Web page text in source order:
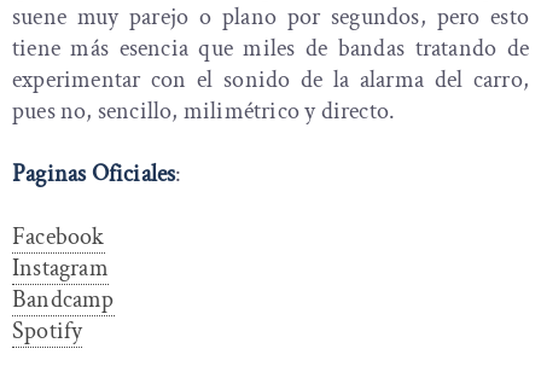
suene muy parejo o plano por segundos, pero esto
tiene más esencia que miles de bandas tratando de
experimentar con el sonido de la alarma del carro,
pues no, sencillo, milimétrico y directo.
Paginas Oficiales:
Facebook
Instagram
Bandcamp
Spotify